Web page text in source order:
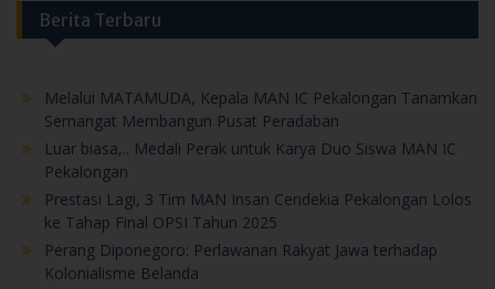
Berita Terbaru
Melalui MATAMUDA, Kepala MAN IC Pekalongan Tanamkan
Semangat Membangun Pusat Peradaban
Luar biasa,.. Medali Perak untuk Karya Duo Siswa MAN IC
Pekalongan
Prestasi Lagi, 3 Tim MAN Insan Cendekia Pekalongan Lolos
ke Tahap Final OPSI Tahun 2025
Perang Diponegoro: Perlawanan Rakyat Jawa terhadap
Kolonialisme Belanda